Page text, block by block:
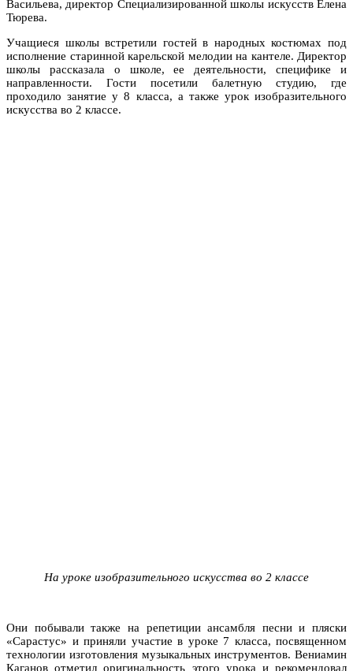
Васильева, директор Специализированной школы искусств Елена
Тюрева.
Учащиеся школы встретили гостей в народных костюмах под
исполнение старинной карельской мелодии на кантеле. Директор
школы рассказала о школе, ее деятельности, специфике и
направленности. Гости посетили балетную студию, где
проходило занятие у 8 класса, а также урок изобразительного
искусства во 2 классе.
На уроке изобразительного искусства во 2 классе
Они побывали также на репетиции ансамбля песни и пляски
«Сарастус» и приняли участие в уроке 7 класса, посвященном
технологии изготовления музыкальных инструментов. Вениамин
Каганов отметил оригинальность этого урока и рекомендовал